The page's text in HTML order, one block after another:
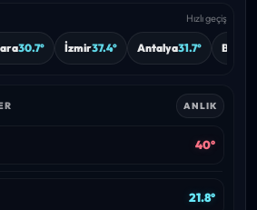
Hızlı geçiş
30.7° İzmir37.4° Antalya31.7° Bursa
ANLIK
40°
21.8°